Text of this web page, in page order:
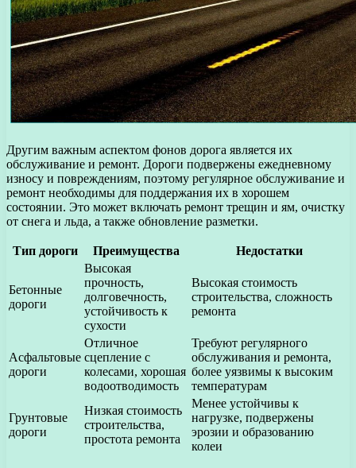
Другим важным аспектом фонов дорога является их
обслуживание и ремонт. Дороги подвержены ежедневному
износу и повреждениям, поэтому регулярное обслуживание и
ремонт необходимы для поддержания их в хорошем
состоянии. Это может включать ремонт трещин и ям, очистку
от снега и льда, а также обновление разметки.
Тип дороги Преимущества Недостатки
Бетонные
дороги
Высокая
прочность,
долговечность,
устойчивость к
сухости
Высокая стоимость
строительства, сложность
ремонта
Асфальтовые
дороги
Отличное
сцепление с
колесами, хорошая
водоотводимость
Требуют регулярного
обслуживания и ремонта,
более уязвимы к высоким
температурам
Грунтовые
дороги
Низкая стоимость
строительства,
простота ремонта
Менее устойчивы к
нагрузке, подвержены
эрозии и образованию
колеи